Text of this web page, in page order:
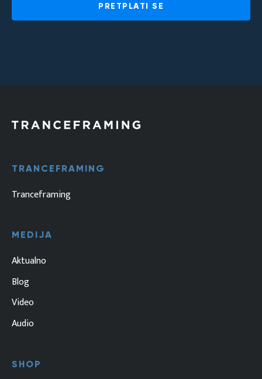
TRANCEFRAMING
Tranceframing
MEDIJA
Aktualno
Blog
Video
Audio
SHOP